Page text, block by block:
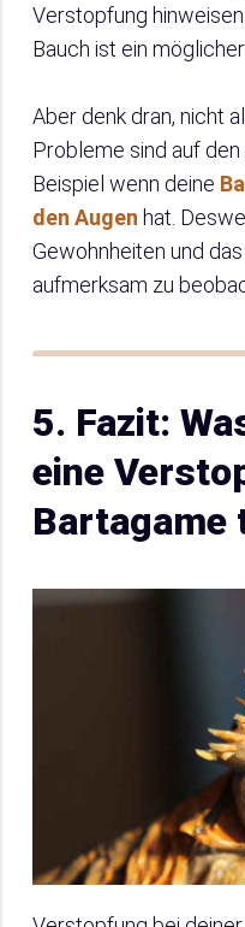
Verstopfung
Bauch ist ein
Aber denk dran, nicht
Probleme sind auf
Beispiel wenn deine
den Augen hat.
Gewohnheiten und
aufmerksam zu
5. Fazit:
eine
Bartagame